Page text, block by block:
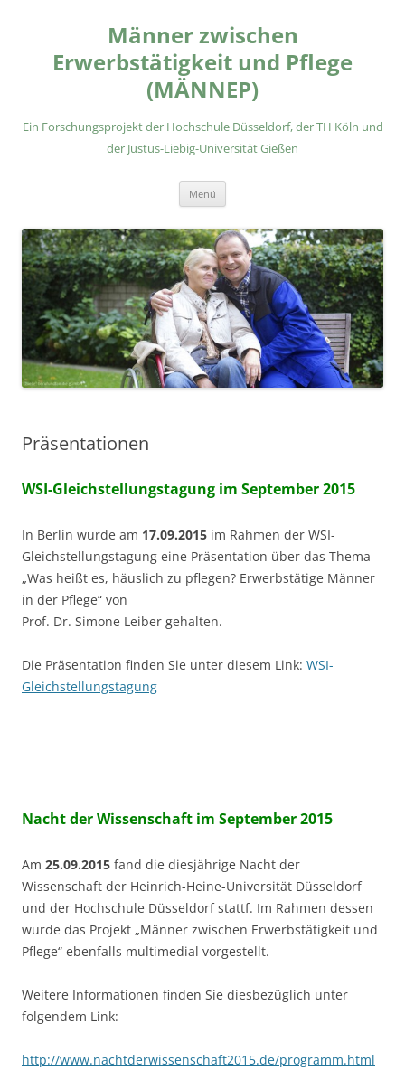
Männer zwischen
Erwerbstätigkeit und Pflege
(MÄNNEP)
Ein Forschungsprojekt der Hochschule Düsseldorf, der TH Köln und
der Justus-Liebig-Universität Gießen
Menü
Präsentationen
WSI-Gleichstellungstagung im September 2015
In Berlin wurde am 17.09.2015 im Rahmen der WSI-
Gleichstellungstagung eine Präsentation über das Thema
„Was heißt es, häuslich zu pflegen? Erwerbstätige Männer
in der Pflege“ von
Prof. Dr. Simone Leiber gehalten.
Die Präsentation finden Sie unter diesem Link: WSI-
Gleichstellungstagung
Nacht der Wissenschaft im September 2015
Am 25.09.2015 fand die diesjährige Nacht der
Wissenschaft der Heinrich-Heine-Universität Düsseldorf
und der Hochschule Düsseldorf stattf. Im Rahmen dessen
wurde das Projekt „Männer zwischen Erwerbstätigkeit und
Pflege“ ebenfalls multimedial vorgestellt.
Weitere Informationen finden Sie diesbezüglich unter
folgendem Link:
http://www.nachtderwissenschaft2015.de/programm.html